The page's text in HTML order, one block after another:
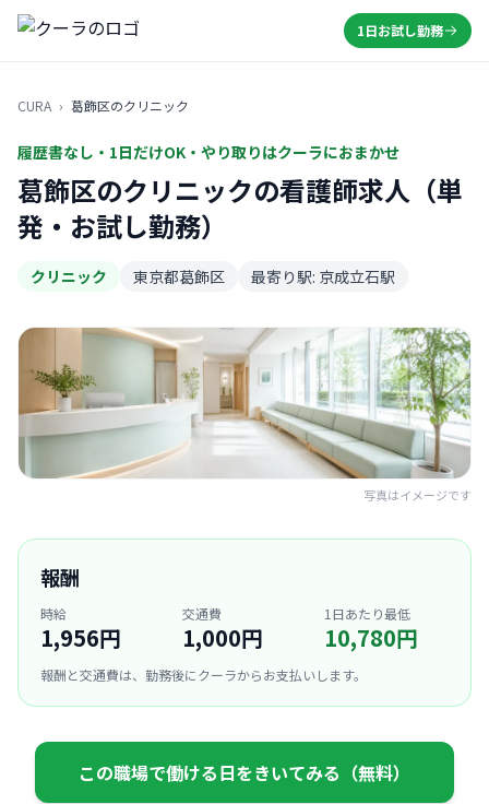
1日お試し勤務
CURA › 葛飾区のクリニック
履歴書なし・1日だけOK・やり取りはクーラにおまかせ
葛飾区のクリニックの看護師求人（単
発・お試し勤務）
クリニック 東京都葛飾区 最寄り駅: 京成立石駅
写真はイメージです
報酬
時給
1,956円
交通費
1,000円
1日あたり最低
10,780円
報酬と交通費は、勤務後にクーラからお支払いします。
この職場で働ける日をきいてみる（無料）